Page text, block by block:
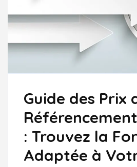
Guide des Prix
: Trouvez la
Adaptée à